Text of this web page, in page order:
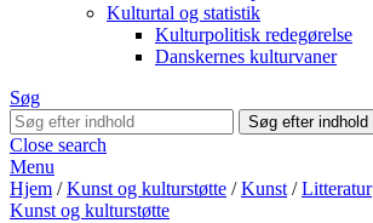
Kulturtal og statistik
Kulturpolitisk redegørelse
Danskernes kulturvaner
Søg
Close search
Menu
Hjem /Kunst og kulturstøtte /Kunst /Litteratur
Kunst og kulturstøtte